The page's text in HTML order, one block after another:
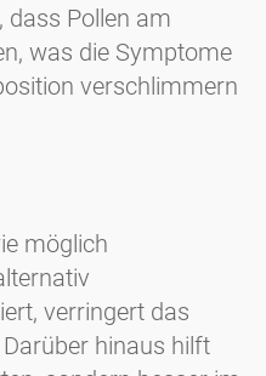
dass Pollen am
was die Symptome
verschlimmern
möglich
verringert das
hinaus hilft